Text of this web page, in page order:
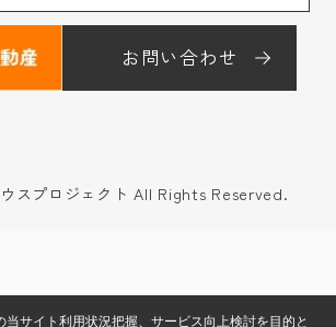
お問い合わせ
スプロジェクト All Rights Reserved.
当サイト利用状況把握、サービス向上検討を目的と